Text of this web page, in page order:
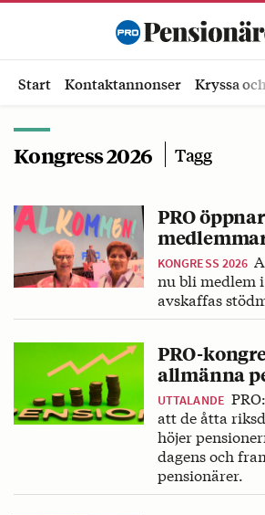
Start Kontaktannonser Kryssa och
Kongress 2026 Tagg
PRO
KONGRESS 2026
nu bli medlem
avskaffas
PRO-
allmänna
UTTALANDE
att de åtta
höjer
dagens och
pensionärer.